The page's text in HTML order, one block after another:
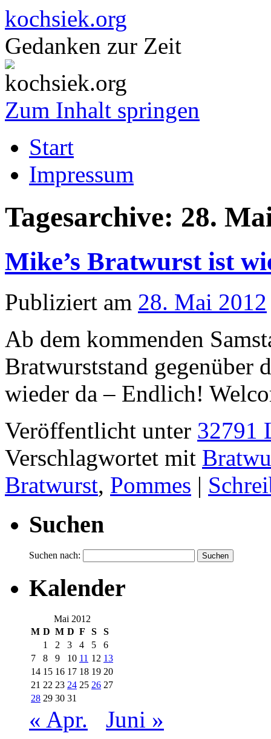
kochsiek.org
Gedanken zur Zeit
Zum Inhalt springen
Start
Impressum
Tagesarchive: 28.
Mike’s Bratwurst ist
Publiziert am 28. Mai 2012
Ab dem kommenden
Bratwurststand gegenüber
wieder da – Endlich!
Veröffentlicht unter 32791
Verschlagwortet mit
Bratwurst, Pommes |
Suchen
Suchen nach:
Kalender
Mai 2012
M D M D F S
S
1
2 3 4 5
6
7
8 9 10 11 12 13
14 15 16 17 18 19 20
21 22 23 24 25 26 27
28 29 30 31
« Apr. Juni »